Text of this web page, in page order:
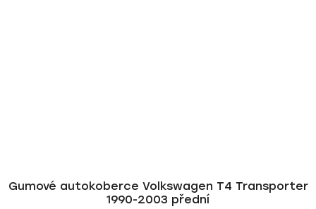
Gumové autokoberce Volkswagen T4 Transporter
1990-2003 přední